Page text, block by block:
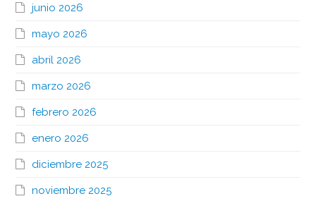
junio 2026
mayo 2026
abril 2026
marzo 2026
febrero 2026
enero 2026
diciembre 2025
noviembre 2025